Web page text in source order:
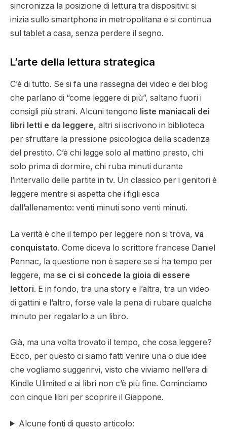
sincronizza la posizione di lettura tra dispositivi: si
inizia sullo smartphone in metropolitana e si continua
sul tablet a casa, senza perdere il segno.
L’arte della lettura strategica
C’è di tutto. Se si fa una rassegna dei video e dei blog
che parlano di “come leggere di più”, saltano fuori i
consigli più strani. Alcuni tengono liste maniacali dei
libri letti e da leggere, altri si iscrivono in biblioteca
per sfruttare la pressione psicologica della scadenza
del prestito. C’è chi legge solo al mattino presto, chi
solo prima di dormire, chi ruba minuti durante
l’intervallo delle partite in tv. Un classico per i genitori è
leggere mentre si aspetta che i figli esca
dall’allenamento: venti minuti sono venti minuti.
La verità è che il tempo per leggere non si trova, va
conquistato. Come diceva lo scrittore francese Daniel
Pennac, la questione non è sapere se si ha tempo per
leggere, ma se ci si concede la gioia di essere
lettori. E in fondo, tra una story e l’altra, tra un video
di gattini e l’altro, forse vale la pena di rubare qualche
minuto per regalarlo a un libro.
Già, ma una volta trovato il tempo, che cosa leggere?
Ecco, per questo ci siamo fatti venire una o due idee
che vogliamo suggerirvi, visto che viviamo nell’era di
Kindle Ulimited e ai libri non c’è più fine. Cominciamo
con cinque libri per scoprire il Giappone.
Alcune fonti di questo articolo: